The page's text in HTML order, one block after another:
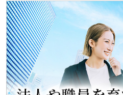
ゲ
ー
シ
ョ
ン